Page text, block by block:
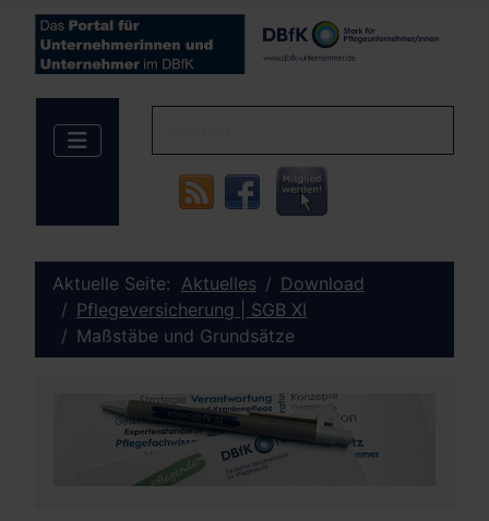
Aktuelle Seite: Aktuelles
Download
Pflegeversicherung | SGB XI
Maßstäbe und Grundsätze